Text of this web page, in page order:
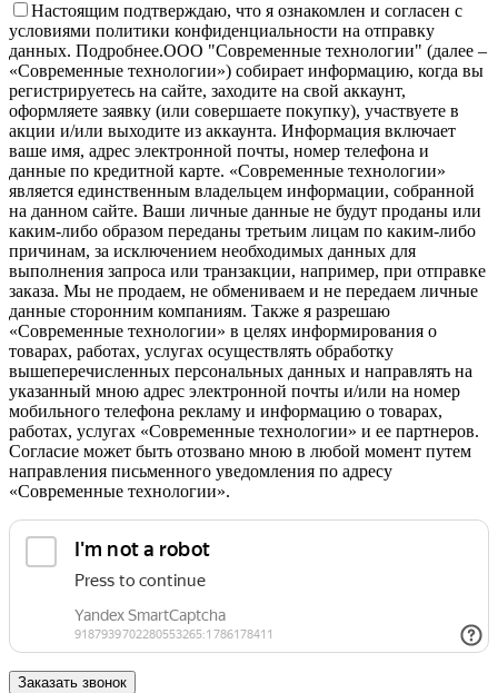
Настоящим подтверждаю, что я ознакомлен и согласен с
условиями политики конфиденциальности на отправку
данных. Подробнее.OOO "Современные технологии" (далее –
«Современные технологии») собирает информацию, когда вы
регистрируетесь на сайте, заходите на свой аккаунт,
оформляете заявку (или совершаете покупку), участвуете в
акции и/или выходите из аккаунта. Информация включает
ваше имя, адрес электронной почты, номер телефона и
данные по кредитной карте. «Современные технологии»
является единственным владельцем информации, собранной
на данном сайте. Ваши личные данные не будут проданы или
каким-либо образом переданы третьим лицам по каким-либо
причинам, за исключением необходимых данных для
выполнения запроса или транзакции, например, при отправке
заказа. Мы не продаем, не обмениваем и не передаем личные
данные сторонним компаниям. Также я разрешаю
«Современные технологии» в целях информирования о
товарах, работах, услугах осуществлять обработку
вышеперечисленных персональных данных и направлять на
указанный мною адрес электронной почты и/или на номер
мобильного телефона рекламу и информацию о товарах,
работах, услугах «Современные технологии» и ее партнеров.
Согласие может быть отозвано мною в любой момент путем
направления письменного уведомления по адресу
«Современные технологии».